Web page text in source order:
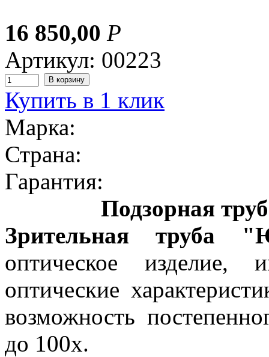
16 850,00 Р
Артикул: 00223
Купить в 1 клик
Марка:
Страна:
Гарантия:
Подзорная
Зрительная труба
оптическое изделие,
оптические
возможность
до 100х.